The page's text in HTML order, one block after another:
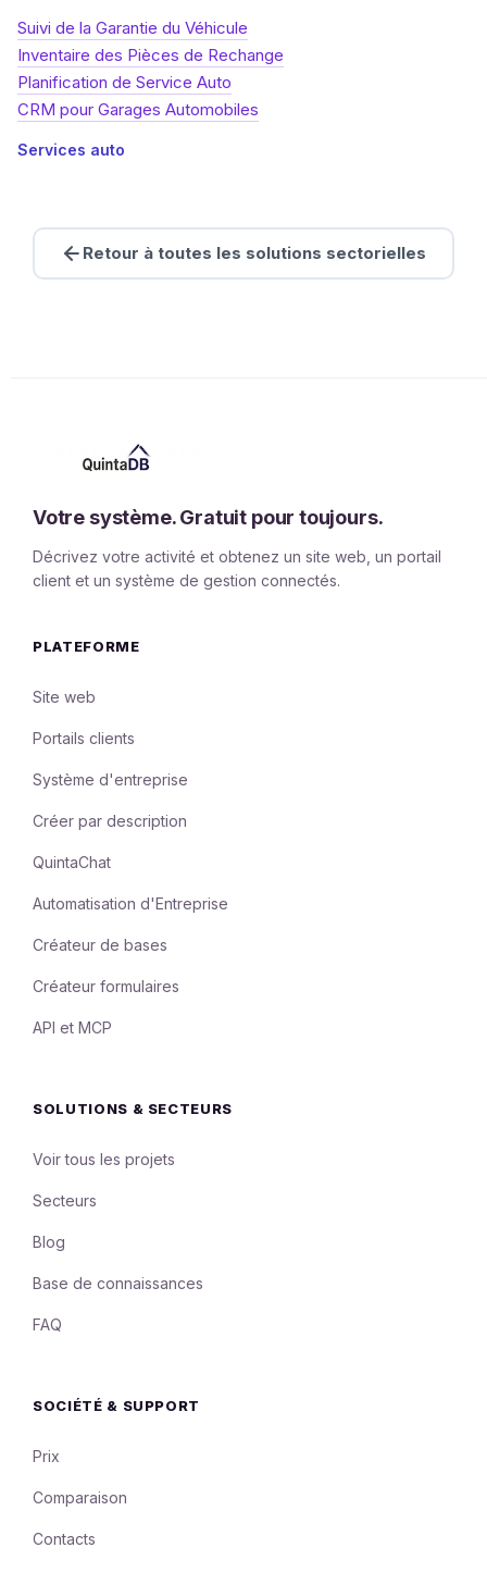
Suivi de la Garantie du Véhicule
Inventaire des Pièces de Rechange
Planification de Service Auto
CRM pour Garages Automobiles
Services auto
Retour à toutes les solutions sectorielles
Votre système. Gratuit pour toujours.
Décrivez votre activité et obtenez un site web, un portail
client et un système de gestion connectés.
PLATEFORME
Site web
Portails clients
Système d'entreprise
Créer par description
QuintaChat
Automatisation d'Entreprise
Créateur de bases
Créateur formulaires
API et MCP
SOLUTIONS & SECTEURS
Voir tous les projets
Secteurs
Blog
Base de connaissances
FAQ
SOCIÉTÉ & SUPPORT
Prix
Comparaison
Contacts